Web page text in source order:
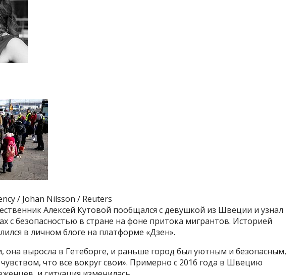
/ Johan Nilsson / Reuters
Алексей Кутовой пообщался с девушкой из Швеции и узнал
с безопасностью в стране на фоне притока мигрантов. Историей
в личном блоге на платформе «Дзен».
она выросла в Гетеборге, и раньше город был уютным и безопасным,
что все вокруг свои». Примерно с 2016 года в Швецию